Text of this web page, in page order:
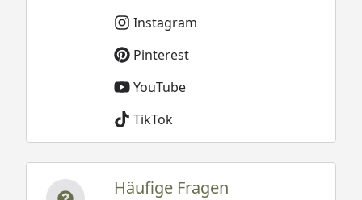
Instagram
Pinterest
YouTube
TikTok
Häufige Fragen